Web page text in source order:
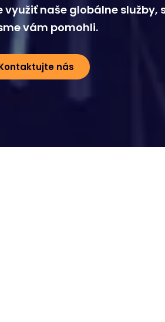
naše globálne služby,
vám pomohli.
nás